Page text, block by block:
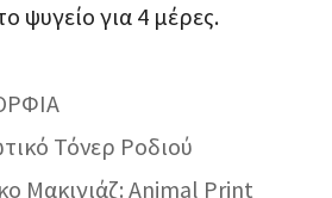
ψυγείο για 4 μέρες.
Τόνερ Ροδιού
Μακιγιάζ: Animal Print